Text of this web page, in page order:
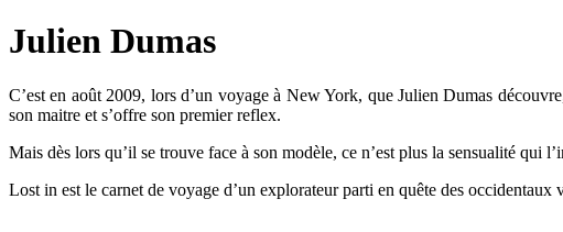
Julien Dumas
C’est en août 2009, lors d’un voyage à New York, que Julien Dumas
son maitre et s’offre son premier reflex.
Mais dès lors qu’il se trouve face à son modèle, ce n’est plus la sensualité qui
Lost in est le carnet de voyage d’un explorateur parti en quête des occidentaux